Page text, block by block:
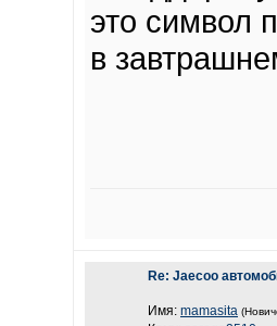
это символ
в
Re: Jaecoo
Имя: mamasita